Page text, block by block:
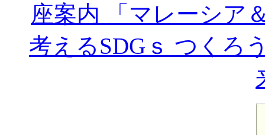
座案内 「マレーシア
考えるSDGｓ つくろ